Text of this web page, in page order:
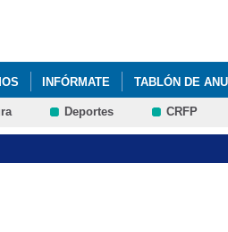
INFÓRMATE TABLÓN DE
Deportes CRFP